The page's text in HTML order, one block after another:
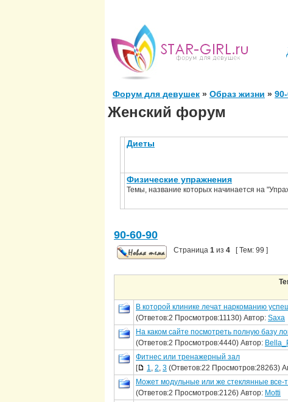
Форум для девушек » Образ жизни »
Женский форум
Диеты
Физические упражнения
Темы, название которых начинается на
90-60-90
Страница 1 из 4 [ Тем: 99 ]
В которой клинике лечат наркоманию
(Ответов:2 Просмотров:11130) Автор: Saxa
На каком сайте посмотреть полную базу
(Ответов:2 Просмотров:4440) Автор:
Фитнес или тренажерный зал
[
1, 2, 3 (Ответов:22 Просмотров:28263)
Может модульные или же стеклянные все-
(Ответов:2 Просмотров:2126) Автор: Motti